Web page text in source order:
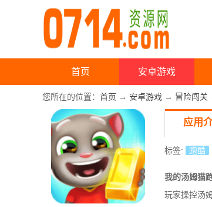
首页 安卓游戏
您所在的位置： 首页 → 安卓游戏 → 冒险闯关
应用
标签: 跑酷
我的汤姆猫
玩家操控汤